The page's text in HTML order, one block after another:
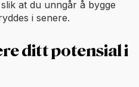
at du unngår å bygge
i senere.
ditt potensial i